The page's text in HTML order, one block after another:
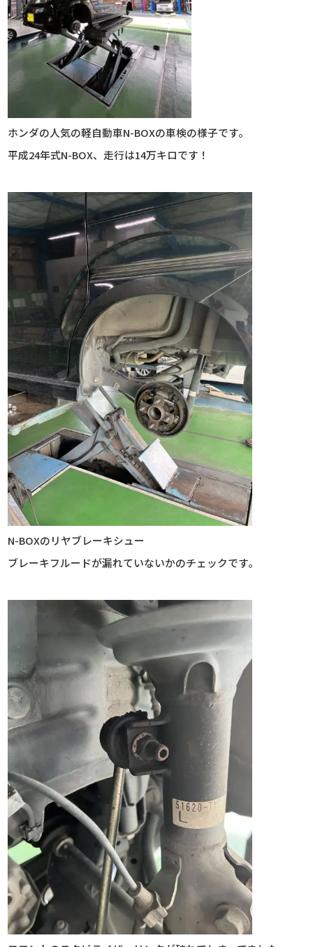
ホンダの人気の軽自動車N-BOXの車検の様子です。
平成24年式N-BOX、走行は14万キロです！
N-BOXのリヤブレーキシュー
ブレーキフルードが漏れていないかのチェックです。